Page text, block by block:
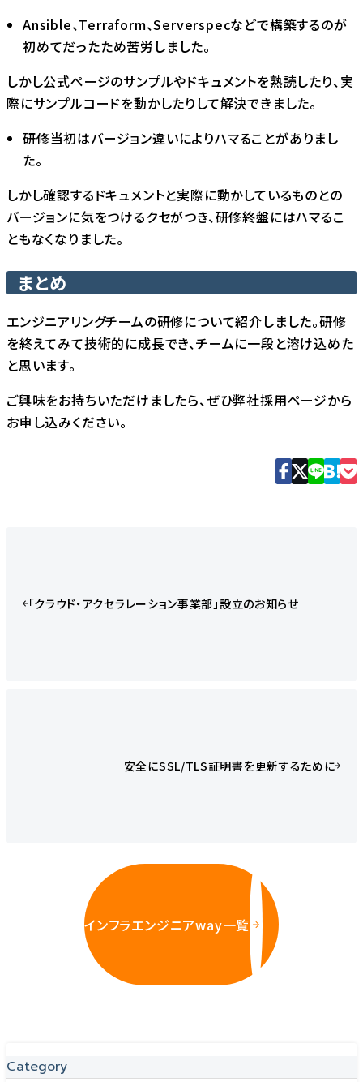
Ansible、Terraform、Serverspecなどで構築するのが
初めてだったため苦労しました。
しかし公式ページのサンプルやドキュメントを熟読したり、実
際にサンプルコードを動かしたりして解決できました。
研修当初はバージョン違いによりハマることがありまし
た。
しかし確認するドキュメントと実際に動かしているものとの
バージョンに気をつけるクセがつき、研修終盤にはハマるこ
ともなくなりました。
まとめ
エンジニアリングチームの研修について紹介しました。研修
を終えてみて技術的に成長でき、チームに一段と溶け込めた
と思います。
ご興味をお持ちいただけましたら、ぜひ弊社採用ページから
お申し込みください。
「クラウド・アクセラレーション事業部」設立のお知らせ
安全にSSL/TLS証明書を更新するために
インフラエンジニアway一覧
Category